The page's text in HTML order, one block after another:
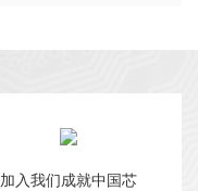
加入我们成就中国芯